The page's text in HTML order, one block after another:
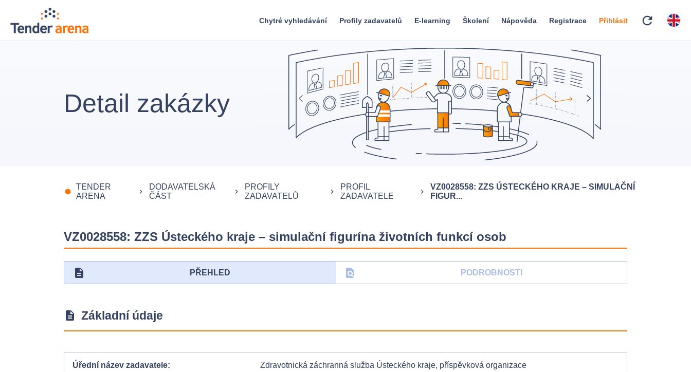
Chytré vyhledávání Profily zadavatelů E-learning Školení Nápověda Registrace Přihlásit refresh
Detail zakázky
fiber_manual_record
TENDER
ARENA
keyboard_arrow_right
DODAVATELSKÁ
ČÁST
keyboard_arrow_right
PROFILY
ZADAVATELŮ
keyboard_arrow_right
PROFIL
ZADAVATELE
keyboard_arrow_right
VZ0028558: ZZS ÚSTECKÉHO KRAJE – SIMULAČNÍ
FIGUR...
VZ0028558: ZZS Ústeckého kraje – simulační figurína životních funkcí osob
description PŘEHLED find_in_page PODROBNOSTI
description Základní údaje
Úřední název zadavatele Zdravotnická záchranná služba Ústeckého kraje, příspěvková organizace